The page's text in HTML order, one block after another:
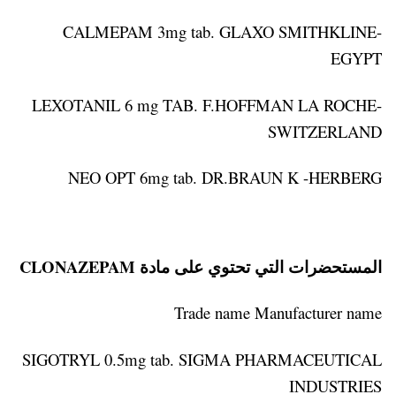
CALMEPAM 3mg tab. GLAXO SMITHKLINE-
EGYPT
LEXOTANIL 6 mg TAB. F.HOFFMAN LA ROCHE-
SWITZERLAND
NEO OPT 6mg tab. DR.BRAUN K -HERBERG
المستحضرات التي تحتوي على مادة CLONAZEPAM
Trade name Manufacturer name
SIGOTRYL 0.5mg tab. SIGMA PHARMACEUTICAL
INDUSTRIES